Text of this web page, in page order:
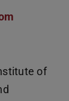
of